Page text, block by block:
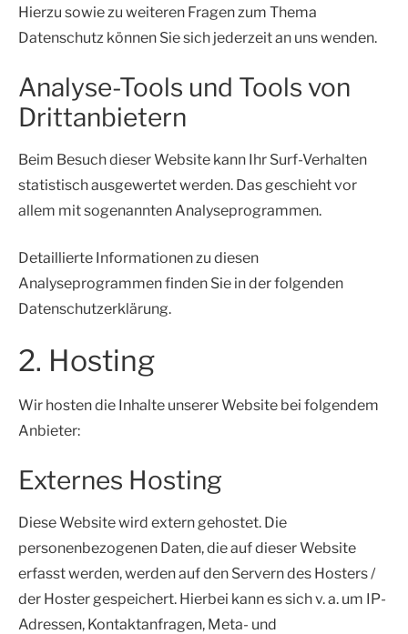
Hierzu sowie zu weiteren Fragen zum Thema
Datenschutz können Sie sich jederzeit an uns wenden.
Analyse-Tools und Tools von
Dritt­anbietern
Beim Besuch dieser Website kann Ihr Surf-Verhalten
statistisch ausgewertet werden. Das geschieht vor
allem mit sogenannten Analyseprogrammen.
Detaillierte Informationen zu diesen
Analyseprogrammen finden Sie in der folgenden
Datenschutzerklärung.
2. Hosting
Wir hosten die Inhalte unserer Website bei folgendem
Anbieter:
Externes Hosting
Diese Website wird extern gehostet. Die
personenbezogenen Daten, die auf dieser Website
erfasst werden, werden auf den Servern des Hosters /
der Hoster gespeichert. Hierbei kann es sich v. a. um IP-
Adressen, Kontaktanfragen, Meta- und